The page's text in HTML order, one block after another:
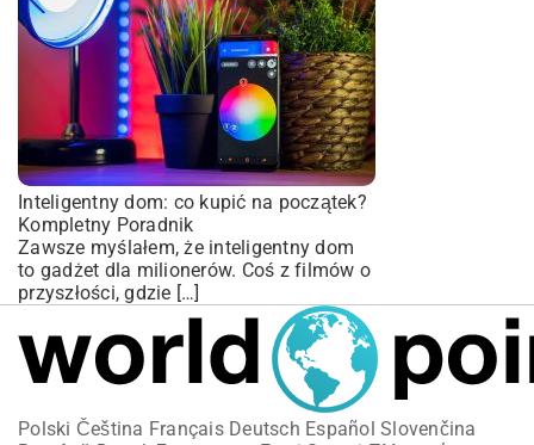
Inteligentny dom: co kupić na początek?
Kompletny Poradnik
Zawsze myślałem, że inteligentny dom
to gadżet dla milionerów. Coś z filmów o
przyszłości, gdzie […]
Polski Čeština Français Deutsch Español Slovenčina